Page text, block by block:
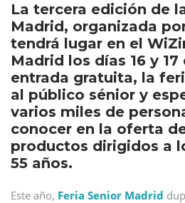
La tercera edición de
Madrid, organizada
tendrá lugar en el
Madrid los días 16 y
entrada gratuita, la
al público sénior y
varios miles de
conocer en la oferta
productos dirigidos a
55 años.
Este año, Feria Senior Madrid